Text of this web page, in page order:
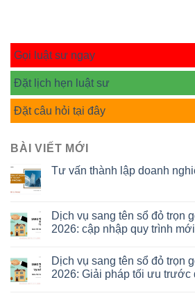
Gọi luật sư ngay
Đặt lịch hẹn luật sư
Đặt câu hỏi tại đây
BÀI VIẾT MỚI
Tư vấn thành lập doanh
Dịch vụ sang tên sổ đỏ trọn
2026: cập nhập quy trình
Dịch vụ sang tên sổ đỏ trọn
2026: Giải pháp tối ưu trước